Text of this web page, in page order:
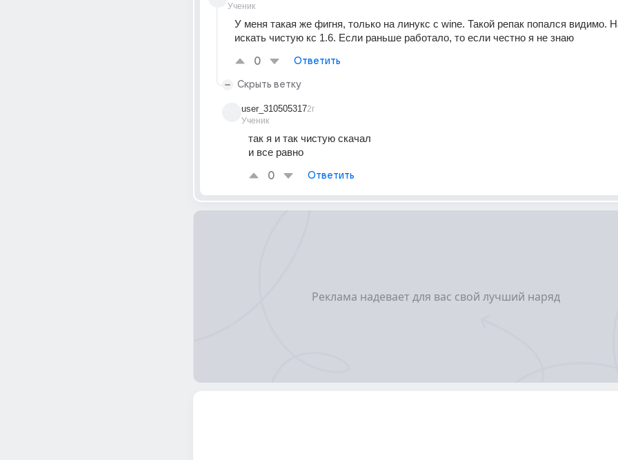
Ученик
У меня такая же фигня, только на линукс с wine. Такой репак попался видимо.
искать чистую кс 1.6. Если раньше работало, то если честно я не знаю
0 Ответить
Скрыть ветку
user_310505317
Ученик
2г
так я и так чистую скачал
и все равно
0 Ответить